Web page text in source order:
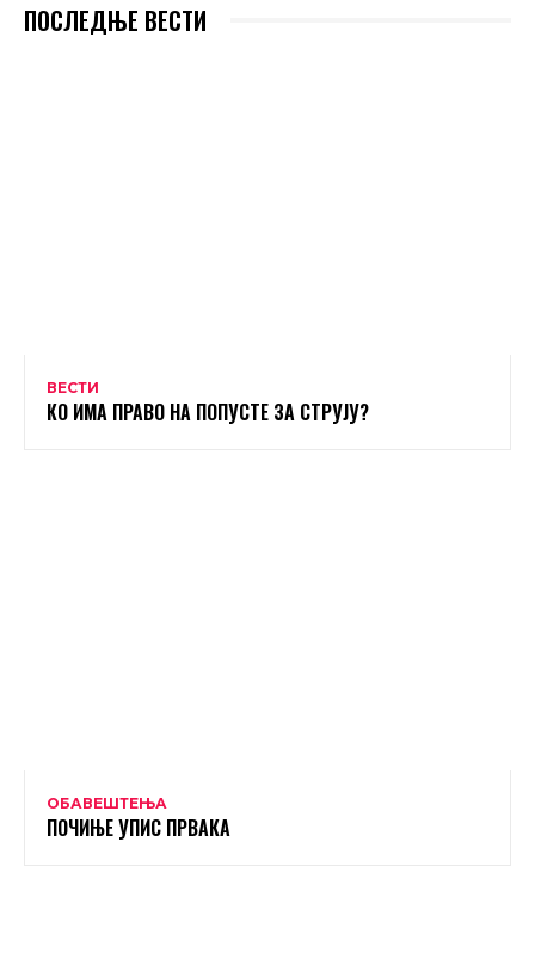
ПОСЛЕДЊЕ ВЕСТИ
ВЕСТИ
КО ИМА ПРАВО НА ПОПУСТЕ ЗА СТРУЈУ?
ОБАВЕШТЕЊА
ПОЧИЊЕ УПИС ПРВАКА